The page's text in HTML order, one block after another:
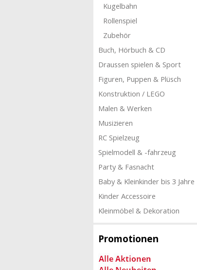
Kugelbahn
Rollenspiel
Zubehör
Buch, Hörbuch & CD
Draussen spielen & Sport
Figuren, Puppen & Plüsch
Konstruktion / LEGO
Malen & Werken
Musizieren
RC Spielzeug
Spielmodell & -fahrzeug
Party & Fasnacht
Baby & Kleinkinder bis 3 Jahre
Kinder Accessoire
Kleinmöbel & Dekoration
Promotionen